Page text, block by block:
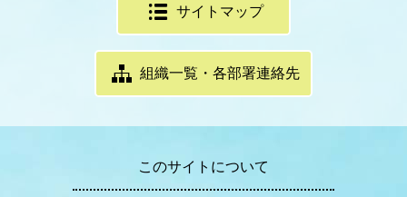
サイトマップ
組織一覧・各部署連絡先
このサイトについて